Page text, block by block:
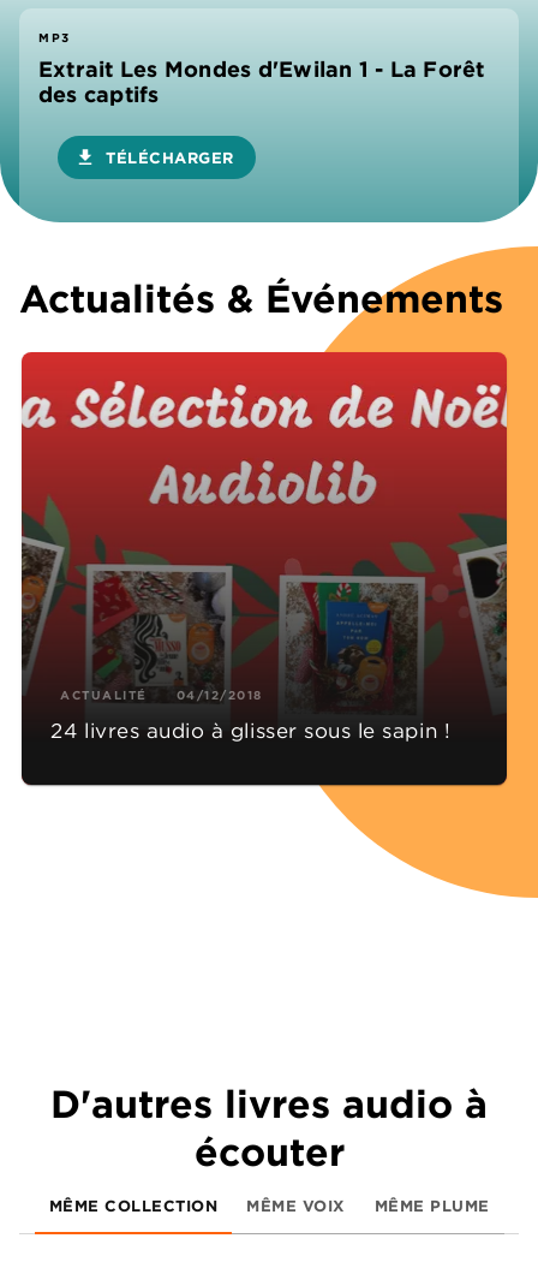
MP3
Extrait Les Mondes d'Ewilan 1 - La Forêt
des captifs
download TÉLÉCHARGER
Actualités & Événements
ACTUALITÉ 04/12/2018
24 livres audio à glisser sous le sapin !
D'autres livres audio à
écouter
MÊME COLLECTION MÊME VOIX MÊME PLUME